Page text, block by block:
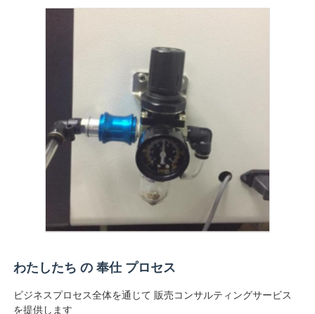
わたしたち の 奉仕 プロセス
ビジネスプロセス全体を通じて 販売コンサルティングサービス
を提供します